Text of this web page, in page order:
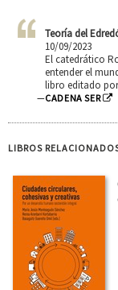
Teoría del
10/09/2023
El catedrático
entender el
libro editado
—CADENA SER
LIBROS